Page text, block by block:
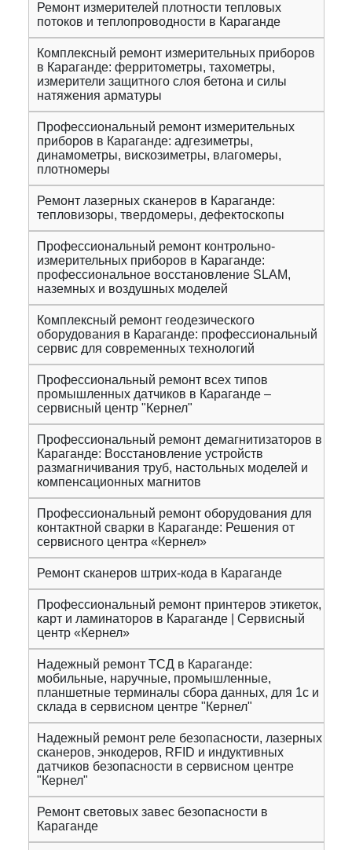
Ремонт измерителей плотности тепловых
потоков и теплопроводности в Караганде
Комплексный ремонт измерительных приборов
в Караганде: ферритометры, тахометры,
измерители защитного слоя бетона и силы
натяжения арматуры
Профессиональный ремонт измерительных
приборов в Караганде: адгезиметры,
динамометры, вискозиметры, влагомеры,
плотномеры
Ремонт лазерных сканеров в Караганде:
тепловизоры, твердомеры, дефектоскопы
Профессиональный ремонт контрольно-
измерительных приборов в Караганде:
профессиональное восстановление SLAM,
наземных и воздушных моделей
Комплексный ремонт геодезического
оборудования в Караганде: профессиональный
сервис для современных технологий
Профессиональный ремонт всех типов
промышленных датчиков в Караганде –
сервисный центр "Кернел"
Профессиональный ремонт демагнитизаторов в
Караганде: Восстановление устройств
размагничивания труб, настольных моделей и
компенсационных магнитов
Профессиональный ремонт оборудования для
контактной сварки в Караганде: Решения от
сервисного центра «Кернел»
Ремонт сканеров штрих-кода в Караганде
Профессиональный ремонт принтеров этикеток,
карт и ламинаторов в Караганде | Сервисный
центр «Кернел»
Надежный ремонт ТСД в Караганде:
мобильные, наручные, промышленные,
планшетные терминалы сбора данных, для 1с и
склада в сервисном центре "Кернел"
Надежный ремонт реле безопасности, лазерных
сканеров, энкодеров, RFID и индуктивных
датчиков безопасности в сервисном центре
"Кернел"
Ремонт световых завес безопасности в
Караганде